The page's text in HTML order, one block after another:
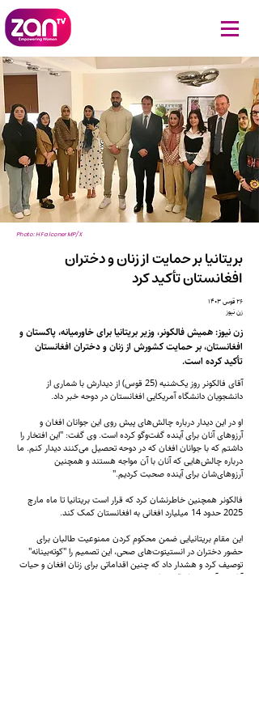
Photo: HFalconerMP/X
بریتانیا بر حمایت از زنان و دختران
افغانستان تأکید کرد
۲۶ قوس ۱۴۰۳
زن نیوز
زن نیوز: همیش فالکونر، وزیر بریتانیا برای خاورمیانه، پاکستان و
افغانستان، بر حمایت کشورش از زنان و دختران افغانستان
تأکید کرده است.
آقای فالکونر روز یک‌شنبه (25 قوس) از دیدارش با شماری از
دانشجویان دانشگاه آمریکایی افغانستان در دوحه خبر داد.
او در این دیدار درباره چالش‌های پیش روی این جوانان افغان و
آرزوهای آنان برای آینده گفت‌وگو کرده است. وی گفت: "این افتخار را
داشتم که با جوانان افغان که در دوحه تحصیل می‌کنند دیدار کنم. ما
درباره چالش‌هایی که آنان با آن مواجه هستند و همچنین
آرزوهای‌شان برای آینده صحبت کردیم."
فالکونر همچنین خاطرنشان کرد که قرار است بریتانیا تا ماه مارچ
2025 حدود 14 میلیارد افغانی به افغانستان کمک کند.
این مقام بریتانیایی ضمن محکوم کردن ممنوعیت طالبان برای
حضور دختران در انستیتوت‌های صحی، این تصمیم را "کوته‌بینانه"
توصیف کرد و هشدار داد که چنین اقداماتی برای زنان افغان و حیات
آنان در آینده خطرناک خواهد بود.